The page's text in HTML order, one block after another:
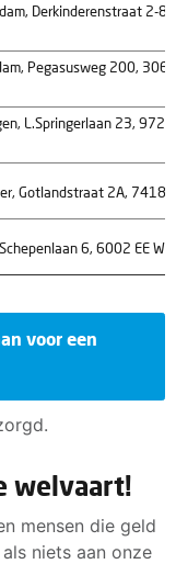
Derkinderenstraat 2-
Pegasusweg 200, 3067
L.Springerlaan 23, 9727
Gotlandstraat 2A, 7418
6, 6002 EE
voor een
welvaart!
mensen die geld
niets aan onze